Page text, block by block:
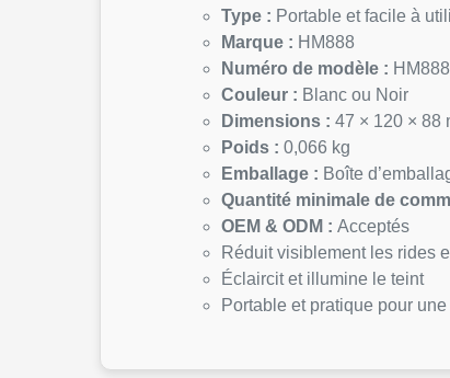
Type : Portable et facile à
Marque : HM888
Numéro de modèle : HM888
Couleur : Blanc ou Noir
Dimensions : 47 × 120 × 88
Poids : 0,066 kg
Emballage : Boîte
Quantité minimale de
OEM & ODM : Acceptés
Réduit visiblement les rides
Éclaircit et illumine le teint
Portable et pratique pour